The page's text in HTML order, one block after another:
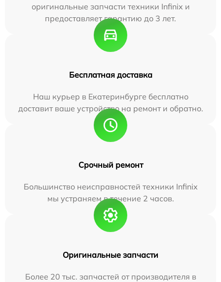
оригинальные запчасти техники Infinix и
предоставляет гарантию до 3 лет.
Бесплатная доставка
Наш курьер в Екатеринбурге бесплатно
доставит ваше устройство на ремонт и обратно.
Срочный ремонт
Большинство неисправностей техники Infinix
мы устраняем в течение 2 часов.
Оригинальные запчасти
Более 20 тыс. запчастей от производителя в